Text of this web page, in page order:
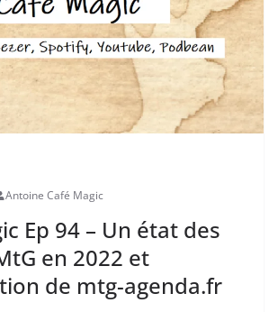
Antoine Café Magic
Ep 94 – Un état des
en 2022 et
de mtg-agenda.fr